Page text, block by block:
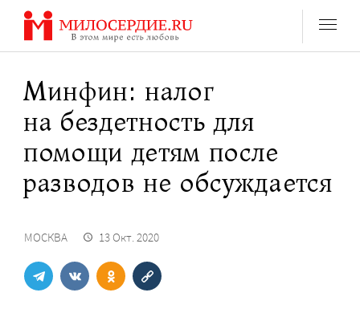
Перейти
содержанию
Минфин: налог
на бездетность для
помощи детям после
разводов не обсуждается
МОСКВА 13 Окт. 2020